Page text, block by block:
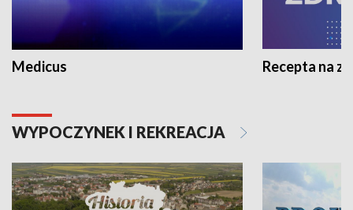
Medicus Recepta na
WYPOCZYNEK I REKREACJA